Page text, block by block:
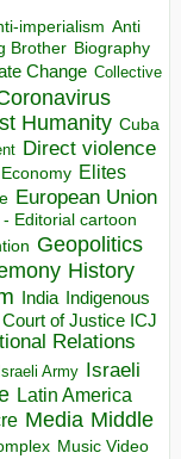
imperialism Anti
Brother Biography
Change Collective
Humanity Cuba
Direct violence
Economy Elites
European Union
Editorial cartoon
Geopolitics
History
India Indigenous
Court of Justice ICJ
Relations
Army Israeli
Latin America
Media Middle
Music Video